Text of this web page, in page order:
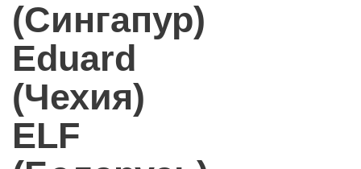
(Сингапур)
Eduard
(Чехия)
ELF